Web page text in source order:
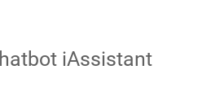
iAssistant